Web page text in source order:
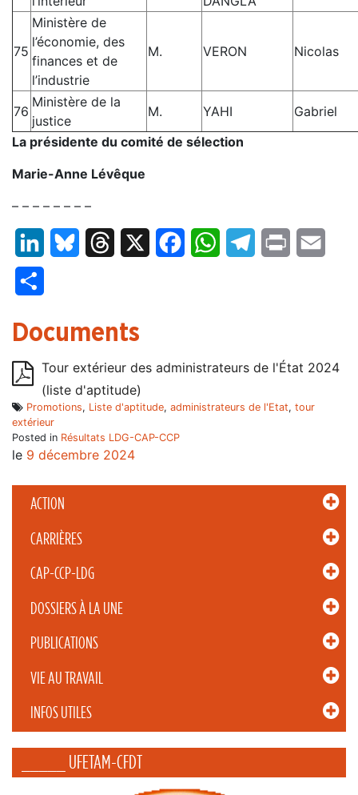
ACTION
CARRIÈRES
CAP-CCP-LDG
DOSSIERS À LA UNE
PUBLICATIONS
VIE AU TRAVAIL
INFOS UTILES
_____ UFETAM-CFDT
75
Ministère de
l’économie, des
finances et de
l’industrie
M. VERON Nicolas
76
Ministère de la
justice
M. YAHI
Gabriel
La présidente du comité de sélection
Marie-Anne Lévêque
– – – – – – – –
LinkedInBluesky Threads FacebookWhatsAppTelegram
Print
Documents
Tour extérieur des administrateurs de l'État 2024
(liste d'aptitude)
Promotions, Liste d'aptitude, administrateurs de l'Etat, tour
extérieur
Posted in Résultats LDG-CAP-CCP
le 9 décembre 2024